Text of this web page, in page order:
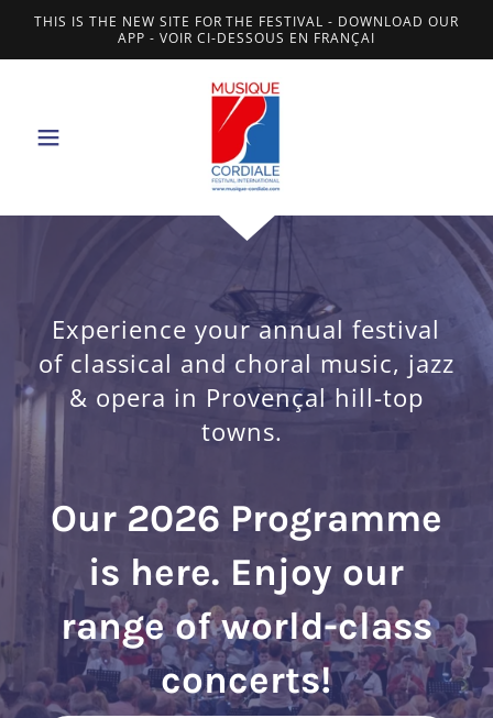
THIS IS THE NEW SITE FOR THE FESTIVAL - DOWNLOAD OUR
APP - VOIR CI-DESSOUS EN FRANÇAI
Experience your annual festival
of classical and choral music, jazz
& opera in Provençal hill-top
towns.
Our 2026 Programme
is here. Enjoy our
range of world-class
concerts!